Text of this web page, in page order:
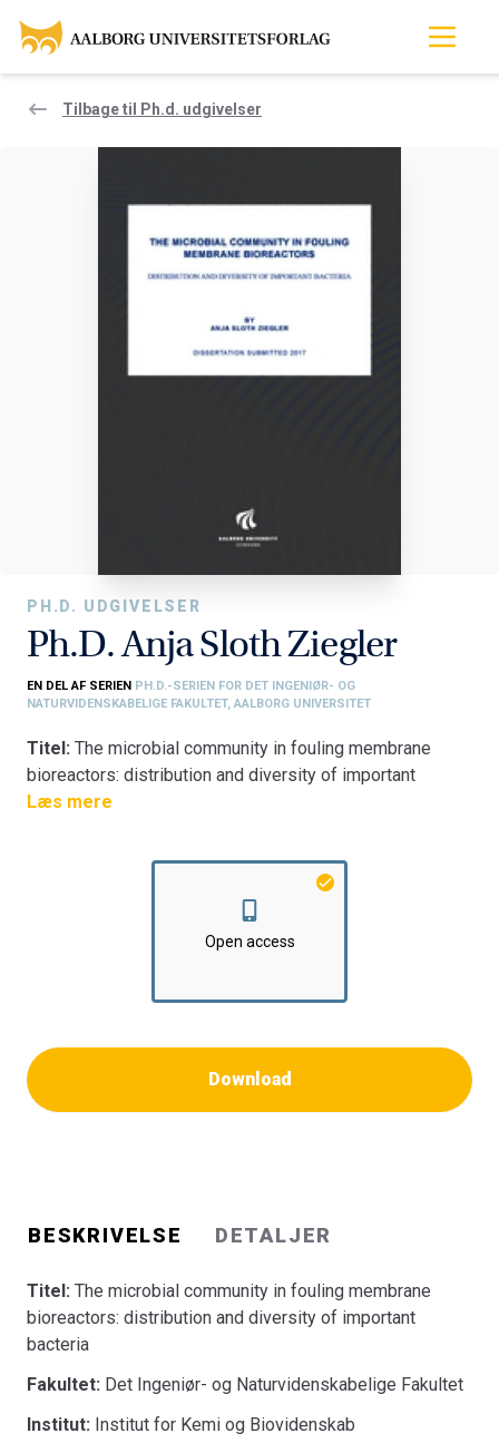
Tilbage til Ph.d. udgivelser
PH.D. UDGIVELSER
Ph.D. Anja Sloth Ziegler
EN DEL AF SERIEN PH.D.-SERIEN FOR DET INGENIØR- OG
NATURVIDENSKABELIGE FAKULTET, AALBORG UNIVERSITET
Titel: The microbial community in fouling membrane
bioreactors: distribution and diversity of important
bacteria
Institut for Kemi og Biovidenskab
Læs mere
Open access
Download
BESKRIVELSE DETALJER
Titel: The microbial community in fouling membrane
bioreactors: distribution and diversity of important
bacteria
Fakultet: Det Ingeniør- og Naturvidenskabelige Fakultet
Institut: Institut for Kemi og Biovidenskab